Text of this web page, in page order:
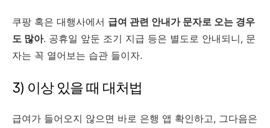
쿠팡 혹은 대행사에서 급여 관련 안내가 문자로 오는 경우
도 많아. 공휴일 앞둔 조기 지급 등은 별도로 안내되니, 문
자는 꼭 열어보는 습관 들이자.
3) 이상 있을 때 대처법
급여가 들어오지 않으면 바로 은행 앱 확인하고, 그다음은